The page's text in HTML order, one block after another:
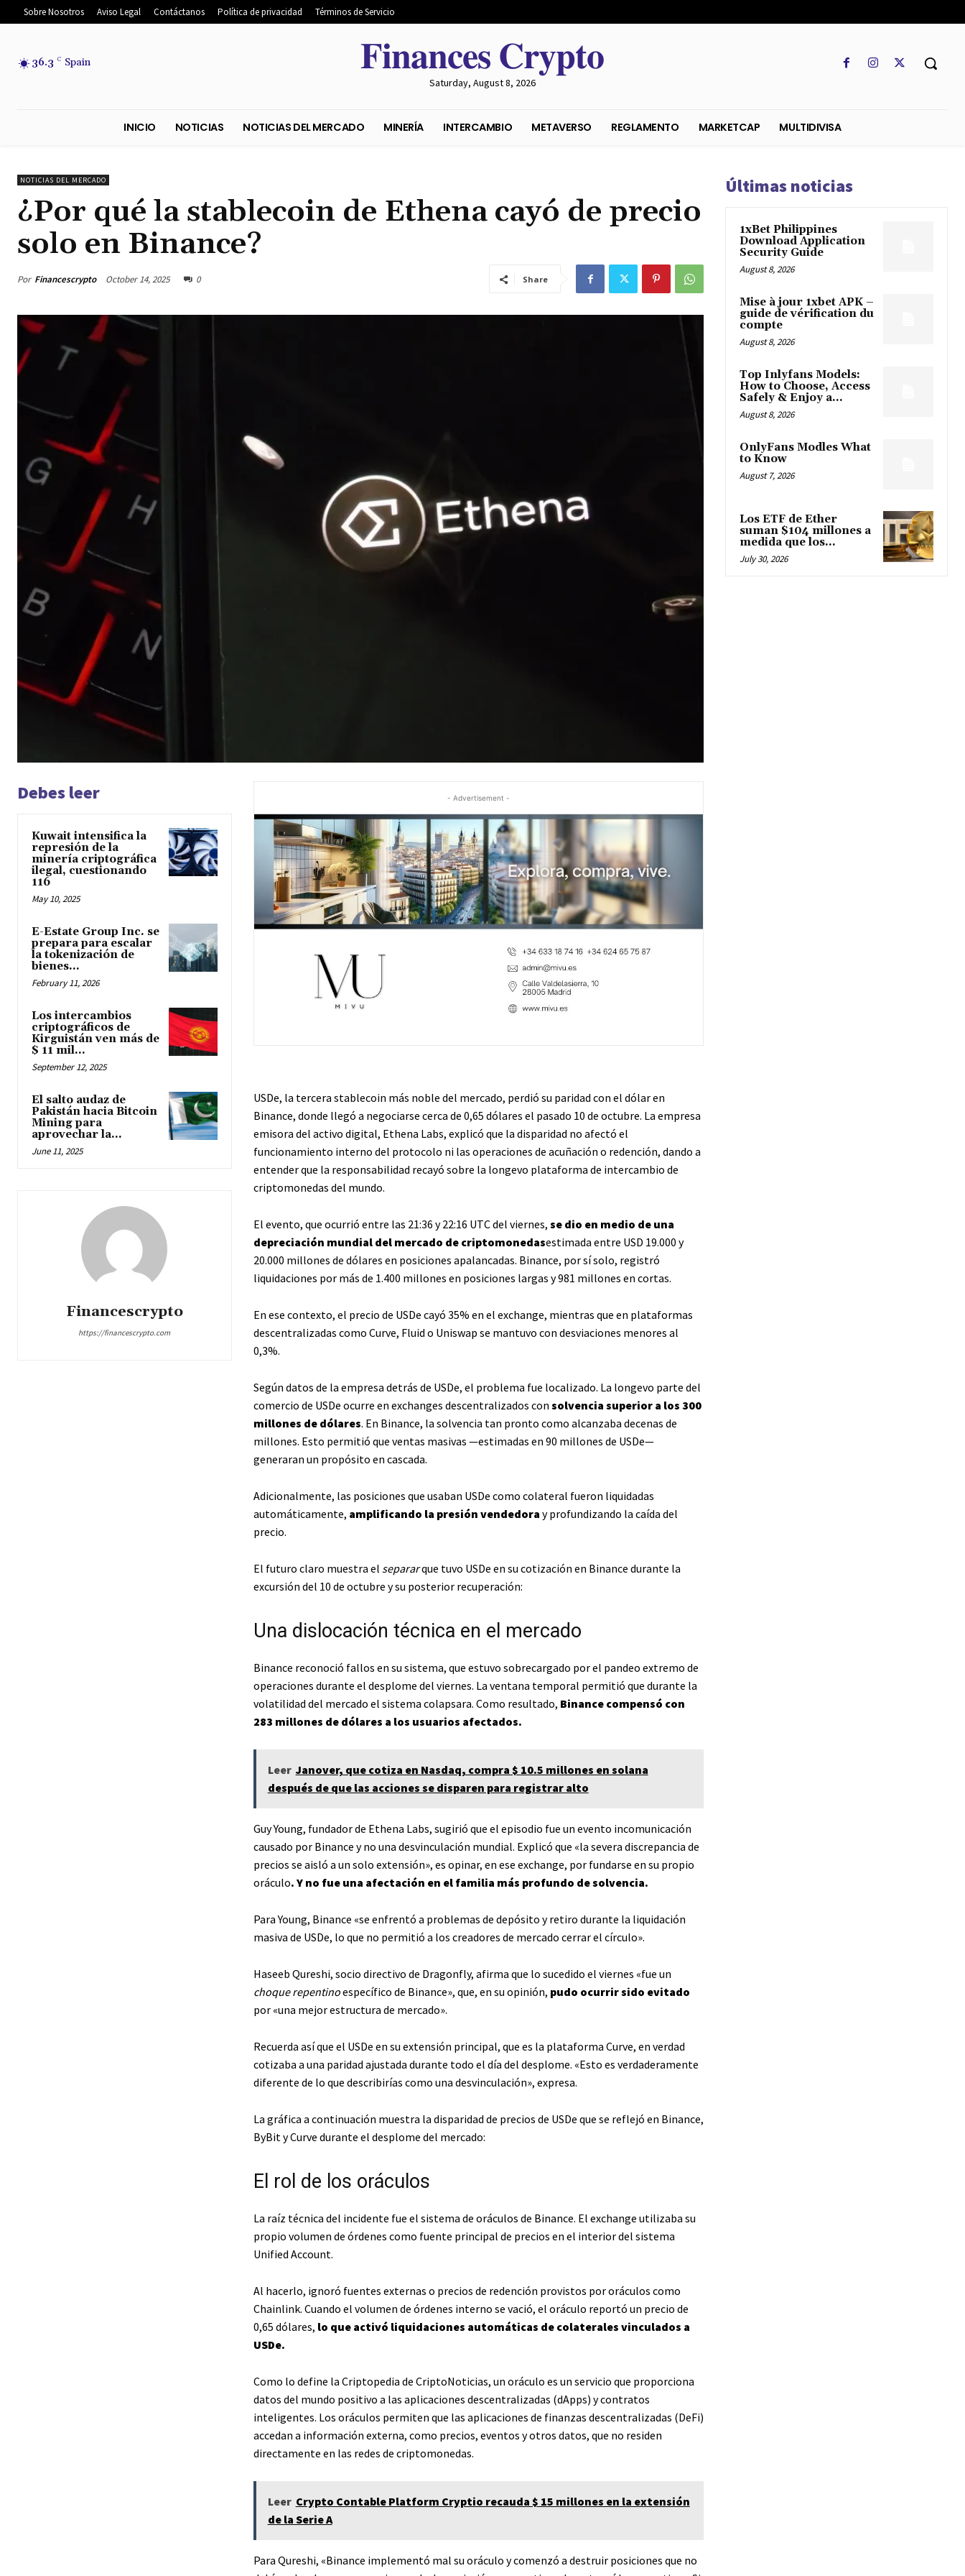
Sobre Nosotros Aviso Legal Contáctanos Política de privacidad Términos de Servicio
36.3 C Spain 𝐅𝐢𝐧𝐚𝐧𝐜𝐞𝐬 𝐂𝐫𝐲𝐩𝐭𝐨
Saturday, August 8, 2026
NOTICIAS DEL MERCADO
¿Por qué la stablecoin de Ethena cayó de precio
solo en Binance?
Por Financescrypto October 14, 2025 0 Share
Debes leer
Kuwait intensifica la
represión de la
minería criptográfica
ilegal, cuestionando
116
May 10, 2025
E-Estate Group Inc. se
prepara para escalar
la tokenización de
bienes...
February 11, 2026
Los intercambios
criptográficos de
Kirguistán ven más de
$ 11 mil...
September 12, 2025
El salto audaz de
Pakistán hacia Bitcoin
Mining para
aprovechar la...
June 11, 2025
Financescrypto
https://financescrypto.com
- Advertisement -
USDe, la tercera stablecoin más noble del mercado, perdió su paridad con el dólar en
Binance, donde llegó a negociarse cerca de 0,65 dólares el pasado 10 de octubre. La empresa
emisora del activo digital, Ethena Labs, explicó que la disparidad no afectó el
funcionamiento interno del protocolo ni las operaciones de acuñación o redención, dando a
entender que la responsabilidad recayó sobre la longevo plataforma de intercambio de
criptomonedas del mundo.
El evento, que ocurrió entre las 21:36 y 22:16 UTC del viernes, se dio en medio de una
depreciación mundial del mercado de criptomonedasestimada entre USD 19.000 y
20.000 millones de dólares en posiciones apalancadas. Binance, por sí solo, registró
liquidaciones por más de 1.400 millones en posiciones largas y 981 millones en cortas.
En ese contexto, el precio de USDe cayó 35% en el exchange, mientras que en plataformas
descentralizadas como Curve, Fluid o Uniswap se mantuvo con desviaciones menores al
0,3%.
Según datos de la empresa detrás de USDe, el problema fue localizado. La longevo parte del
comercio de USDe ocurre en exchanges descentralizados con solvencia superior a los 300
millones de dólares. En Binance, la solvencia tan pronto como alcanzaba decenas de
millones. Esto permitió que ventas masivas —estimadas en 90 millones de USDe—
generaran un propósito en cascada.
Adicionalmente, las posiciones que usaban USDe como colateral fueron liquidadas
automáticamente, amplificando la presión vendedora y profundizando la caída del
precio.
El futuro claro muestra el separarque tuvo USDe en su cotización en Binance durante la
excursión del 10 de octubre y su posterior recuperación:
Una dislocación técnica en el mercado
Binance reconoció fallos en su sistema, que estuvo sobrecargado por el pandeo extremo de
operaciones durante el desplome del viernes. La ventana temporal permitió que durante la
volatilidad del mercado el sistema colapsara. Como resultado, Binance compensó con
283 millones de dólares a los usuarios afectados.
Leer Janover, que cotiza en Nasdaq, compra $ 10.5 millones en solana
después de que las acciones se disparen para registrar alto
Guy Young, fundador de Ethena Labs, sugirió que el episodio fue un evento incomunicación
causado por Binance y no una desvinculación mundial. Explicó que «la severa discrepancia de
precios se aisló a un solo extensión», es opinar, en ese exchange, por fundarse en su propio
oráculo. Y no fue una afectación en el familia más profundo de solvencia.
Para Young, Binance «se enfrentó a problemas de depósito y retiro durante la liquidación
masiva de USDe, lo que no permitió a los creadores de mercado cerrar el círculo».
Haseeb Qureshi, socio directivo de Dragonfly, afirma que lo sucedido el viernes «fue un
choque repentinoespecífico de Binance», que, en su opinión, pudo ocurrir sido evitado
por «una mejor estructura de mercado».
Recuerda así que el USDe en su extensión principal, que es la plataforma Curve, en verdad
cotizaba a una paridad ajustada durante todo el día del desplome. «Esto es verdaderamente
diferente de lo que describirías como una desvinculación», expresa.
La gráfica a continuación muestra la disparidad de precios de USDe que se reflejó en Binance,
ByBit y Curve durante el desplome del mercado:
El rol de los oráculos
La raíz técnica del incidente fue el sistema de oráculos de Binance. El exchange utilizaba su
propio volumen de órdenes como fuente principal de precios en el interior del sistema
Unified Account.
Al hacerlo, ignoró fuentes externas o precios de redención provistos por oráculos como
Chainlink. Cuando el volumen de órdenes interno se vació, el oráculo reportó un precio de
0,65 dólares, lo que activó liquidaciones automáticas de colaterales vinculados a
USDe.
Como lo define la Criptopedia de CriptoNoticias, un oráculo es un servicio que proporciona
datos del mundo positivo a las aplicaciones descentralizadas (dApps) y contratos
inteligentes. Los oráculos permiten que las aplicaciones de finanzas descentralizadas (DeFi)
accedan a información externa, como precios, eventos y otros datos, que no residen
directamente en las redes de criptomonedas.
Leer Crypto Contable Platform Cryptio recauda $ 15 millones en la extensión
de la Serie A
Para Qureshi, «Binance implementó mal su oráculo y comenzó a destruir posiciones que no
Últimas noticias
1xBet Philippines
Download Application
Security Guide
August 8, 2026
Mise à jour 1xbet APK –
guide de vérification du
compte
August 8, 2026
Top Inlyfans Models:
How to Choose, Access
Safely & Enjoy a...
August 8, 2026
OnlyFans Modles What
to Know
August 7, 2026
Los ETF de Ether
suman $104 millones a
medida que los...
July 30, 2026